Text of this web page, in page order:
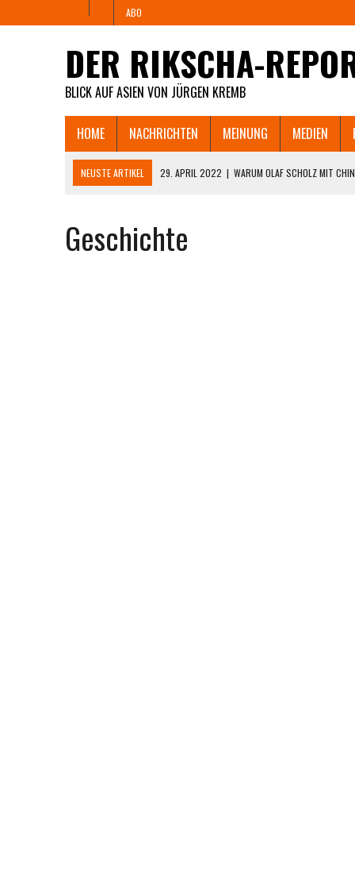
ABO
DER RIKSCHA-
BLICK AUF ASIEN VON JÜRGEN KREMB
HOME NACHRICHTEN MEINUNG MEDIEN
NEUSTE ARTIKEL 29. APRIL 2022 | WARUM OLAF SCHOLZ MIT
25. APRIL 2022
„YOUR PARTY FUCKED UP!” – ZORNIGER
DIE ZAHLUNGSUNFÄHIGKEIT DROHT.
Geschichte